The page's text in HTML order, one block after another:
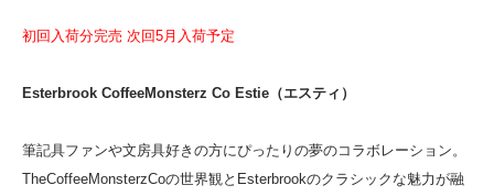
初回入荷分完売 次回5月入荷予定
Esterbrook CoffeeMonsterz Co Estie（エスティ）
筆記具ファンや文房具好きの方にぴったりの夢のコラボレーション。
TheCoffeeMonsterzCoの世界観とEsterbrookのクラシックな魅力が融